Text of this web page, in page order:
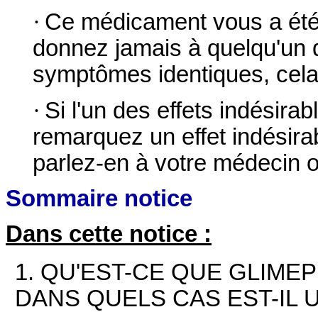
· Ce médicament vous a
donnez jamais à quelqu'un
symptômes identiques,
· Si l'un des effets
remarquez un effet
parlez-en à votre médecin
Sommaire notice
Dans cette notice :
1. QU'EST-CE QUE
DANS QUELS CAS EST-IL